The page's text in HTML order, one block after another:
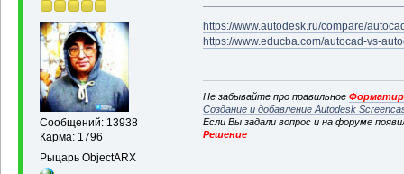
Сообщений: 13938
Карма: 1796
Рыцарь ObjectARX
https://www.autodesk.ru/compare/
https://www.educba.com/autocad-vs-
Не забывайте про правильное
Создание и добавление Autodesk
Если Вы задали вопрос и на форуме
Решение